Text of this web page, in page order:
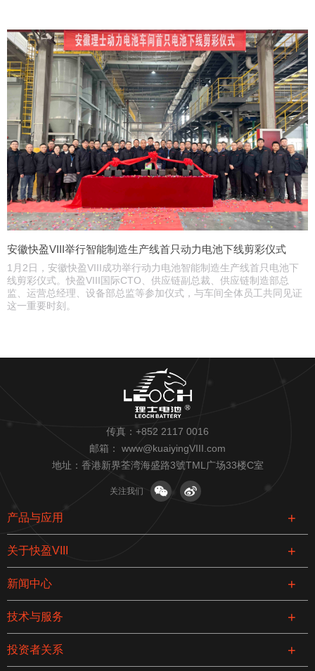
安徽快盈VIII举行智能制造生产线首只动力电池下线剪彩仪式
​1月2日，安徽快盈VIII成功举行动力电池智能制造生产线首只电池下
线剪彩仪式。快盈VIII国际CTO、供应链副总裁、供应链制造部总
监、运营总经理、设备部总监等参加仪式，与车间全体员工共同见证
这一重要时刻。
传真：+852 2117 0016
邮箱： www@kuaiyingVIII.com
地址：香港新界荃湾海盛路3號TML广场33楼C室
关注我们
产品与应用
关于快盈VIII
新闻中心
技术与服务
投资者关系